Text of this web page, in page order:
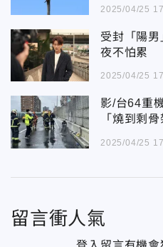
2025/04/25
受封「陽
夜不怕累
2025/04/25
影/台64重
「燒到剩骨
2025/04/25
留言衝人氣